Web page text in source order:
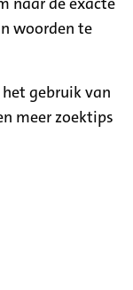
woorden te
gebruik van
meer zoektips